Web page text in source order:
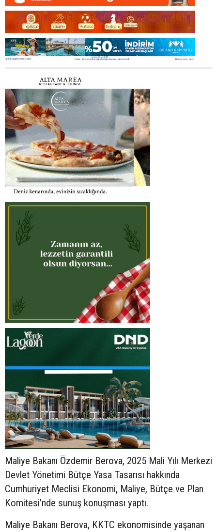
Maliye Bakanı Özdemir Berova, 2025 Mali Yılı Merkezi
Devlet Yönetimi Bütçe Yasa Tasarısı hakkında
Cumhuriyet Meclisi Ekonomi, Maliye, Bütçe ve Plan
Komitesi’nde sunuş konuşması yaptı.
Maliye Bakanı Berova, KKTC ekonomisinde yaşanan